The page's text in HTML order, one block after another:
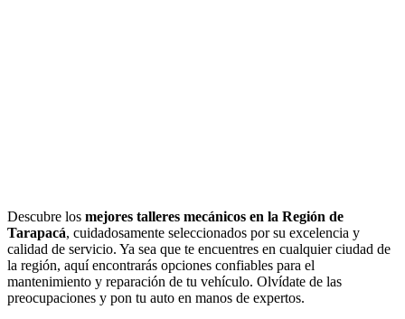
Descubre los mejores talleres mecánicos en la Región de
Tarapacá, cuidadosamente seleccionados por su excelencia y
calidad de servicio. Ya sea que te encuentres en cualquier ciudad de
la región, aquí encontrarás opciones confiables para el
mantenimiento y reparación de tu vehículo. Olvídate de las
preocupaciones y pon tu auto en manos de expertos.